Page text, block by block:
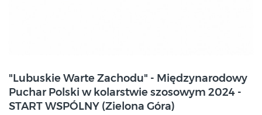
Zielona Góra
"Lubuskie Warte Zachodu" - Międzynarodowy
Puchar Polski w kolarstwie szosowym 2024 -
START WSPÓLNY (Zielona Góra)